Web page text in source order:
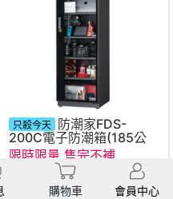
只殺今天
防潮家FDS-
200C電子防潮箱(185公
升)
限時限量 售完不補
購物車 會員中心